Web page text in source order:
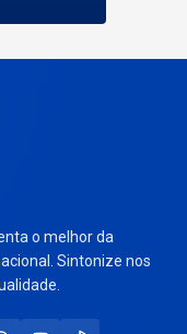
o melhor da
Sintonize nos